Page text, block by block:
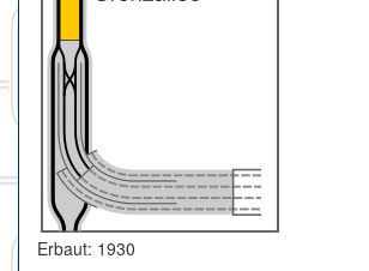
Erbaut: 1930